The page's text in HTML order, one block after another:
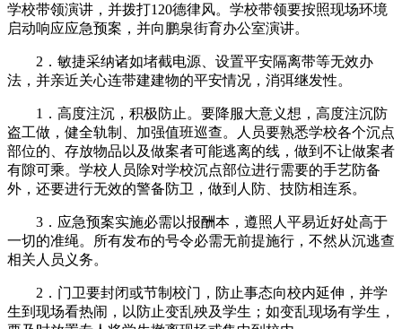
学校带领演讲，并拨打120德律风。学校带领要按照现场环境
启动响应应急预案，并向鹏泉街育办公室演讲。
2．敏捷采纳诸如堵截电源、设置平安隔离带等无效办
法，并亲近关心连带建建物的平安情况，消弭继发性。
1．高度注沉，积极防止。要降服大意义想，高度注沉防
盗工做，健全轨制、加强值班巡查。人员要熟悉学校各个沉点
部位的、存放物品以及做案者可能逃离的线，做到不让做案者
有隙可乘。学校人员除对学校沉点部位进行需要的手艺防备
外，还要进行无效的警备防卫，做到人防、技防相连系。
3．应急预案实施必需以报酬本，遵照人平易近好处高于
一切的准绳。所有发布的号令必需无前提施行，不然从沉逃查
相关人员义务。
2．门卫要封闭或节制校门，防止事态向校内延伸，并学
生到现场看热闹，以防止变乱殃及学生；如变乱现场有学生，